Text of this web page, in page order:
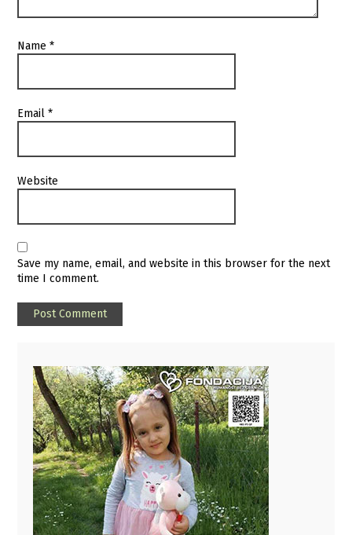
Name*
Email*
Website
Save my name, email, and website in this browser for the next
time I comment.